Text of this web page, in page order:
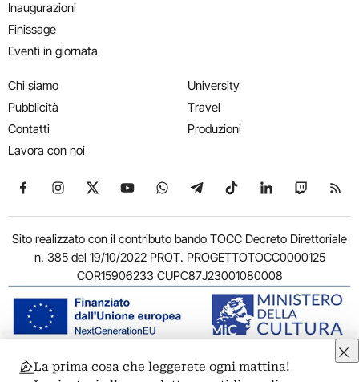
Inaugurazioni
Finissage
Eventi in giornata
Chi siamo
Pubblicità
Contatti
Lavora con noi
University
Travel
Produzioni
Seguici su Facebook
Seguici su Instagram
Seguici su X
Seguici su YouTube
Seguici su WhatsApp
Seguici su Telegram
Seguici su TikTok
Seguici su
Seguici
Sito realizzato con il contributo bando TOCC Decreto Direttoriale
n. 385 del 19/10/2022 PROT. PROGETTOTOCC0000125
COR15906233 CUPC87J23001080008
© 2011-2026 ARTRIBUNE srl – Corso Vittorio Emanuele II, 287 –
La prima cosa che leggerete ogni mattina!